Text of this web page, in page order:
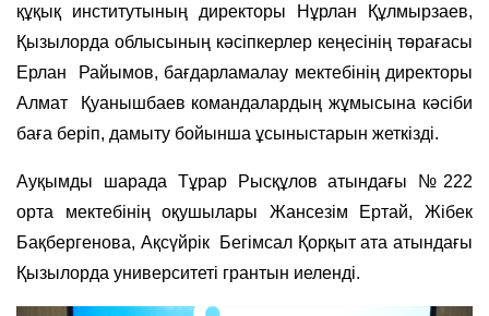
құқық институтының директоры Нұрлан Құлмырзаев,
Қызылорда облысының кәсіпкерлер кеңесінің төрағасы
Ерлан Райымов, бағдарламалау мектебінің директоры
Алмат Қуанышбаев командалардың жұмысына кәсіби
баға беріп, дамыту бойынша ұсыныстарын жеткізді.
Ауқымды шарада Тұрар Рысқұлов атындағы №222
орта мектебінің оқушылары Жансезім Ертай, Жібек
Бақбергенова, Ақсүйрік Бегімсал Қорқыт ата атындағы
Қызылорда университеті грантын иеленді.